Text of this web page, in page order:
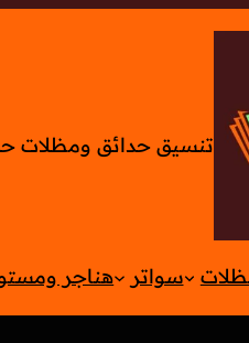
تنسيق حدائق ومظلات
سواتر هناجر